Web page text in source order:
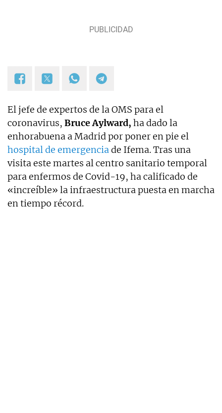
El jefe de expertos de la OMS para el
coronavirus, Bruce Aylward, ha dado la
enhorabuena a Madrid por poner en pie el
hospital de emergenciade Ifema. Tras una
visita este martes al centro sanitario temporal
para enfermos de Covid-19, ha calificado de
«increíble» la infraestructura puesta en marcha
en tiempo récord.